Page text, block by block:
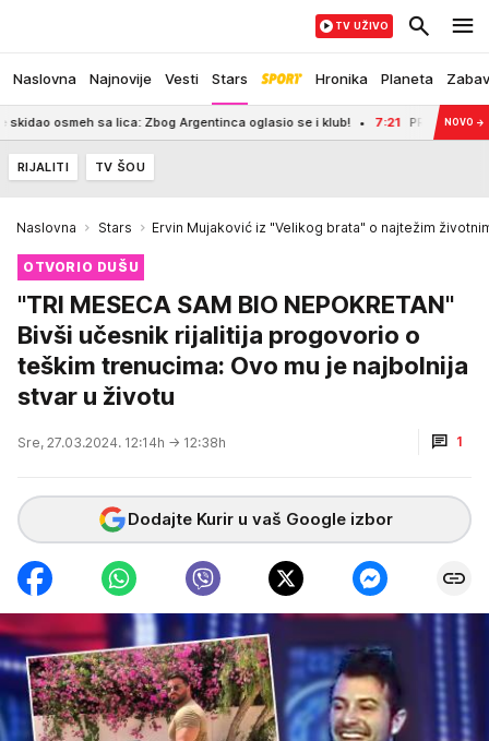
Naslovna Najnovije Vesti Stars Hronika Planeta
TV UŽIVO
sa lica: Zbog Argentinca oglasio se i klub! 7:21 PRONAĐENO TELONOVO →
RIJALITI TV ŠOU
Naslovna Stars Ervin Mujaković iz "Velikog brata" o najtežim
OTVORIO DUŠU
"TRI MESECA SAM BIO NEPOKRETAN"
Bivši učesnik rijalitija progovorio o
teškim trenucima: Ovo mu je najbolnija
stvar u životu
Sre, 27.03.2024. 12:14h → 12:38h 1
Dodajte Kurir u vaš Google izbor